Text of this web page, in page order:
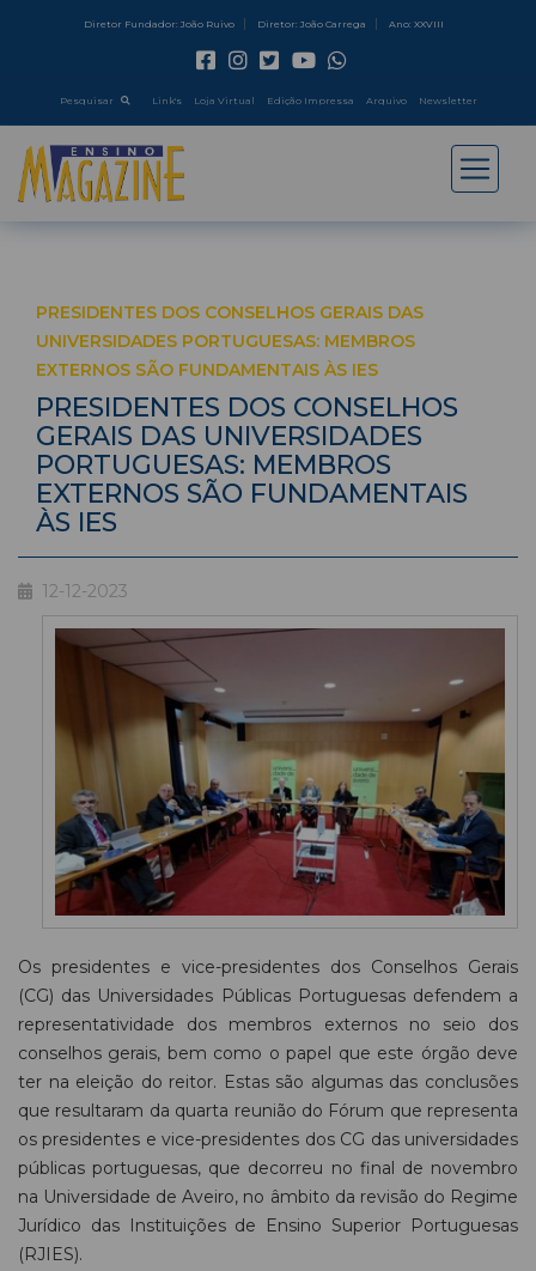
Diretor Fundador: João Ruivo Diretor: João Carrega Ano: XXVIII
Pesquisar Link's Loja Virtual Edição Impressa Arquivo Newsletter
PRESIDENTES DOS CONSELHOS GERAIS DAS
UNIVERSIDADES PORTUGUESAS: MEMBROS
EXTERNOS SÃO FUNDAMENTAIS ÀS IES
PRESIDENTES DOS CONSELHOS
GERAIS DAS UNIVERSIDADES
PORTUGUESAS: MEMBROS
EXTERNOS SÃO FUNDAMENTAIS
ÀS IES
12-12-2023
Os presidentes e vice-presidentes dos Conselhos Gerais
(CG) das Universidades Públicas Portuguesas defendem a
representatividade dos membros externos no seio dos
conselhos gerais, bem como o papel que este órgão deve
ter na eleição do reitor. Estas são algumas das conclusões
que resultaram da quarta reunião do Fórum que representa
os presidentes e vice-presidentes dos CG das universidades
públicas portuguesas, que decorreu no final de novembro
na Universidade de Aveiro, no âmbito da revisão do Regime
Jurídico das Instituições de Ensino Superior Portuguesas
(RJIES).